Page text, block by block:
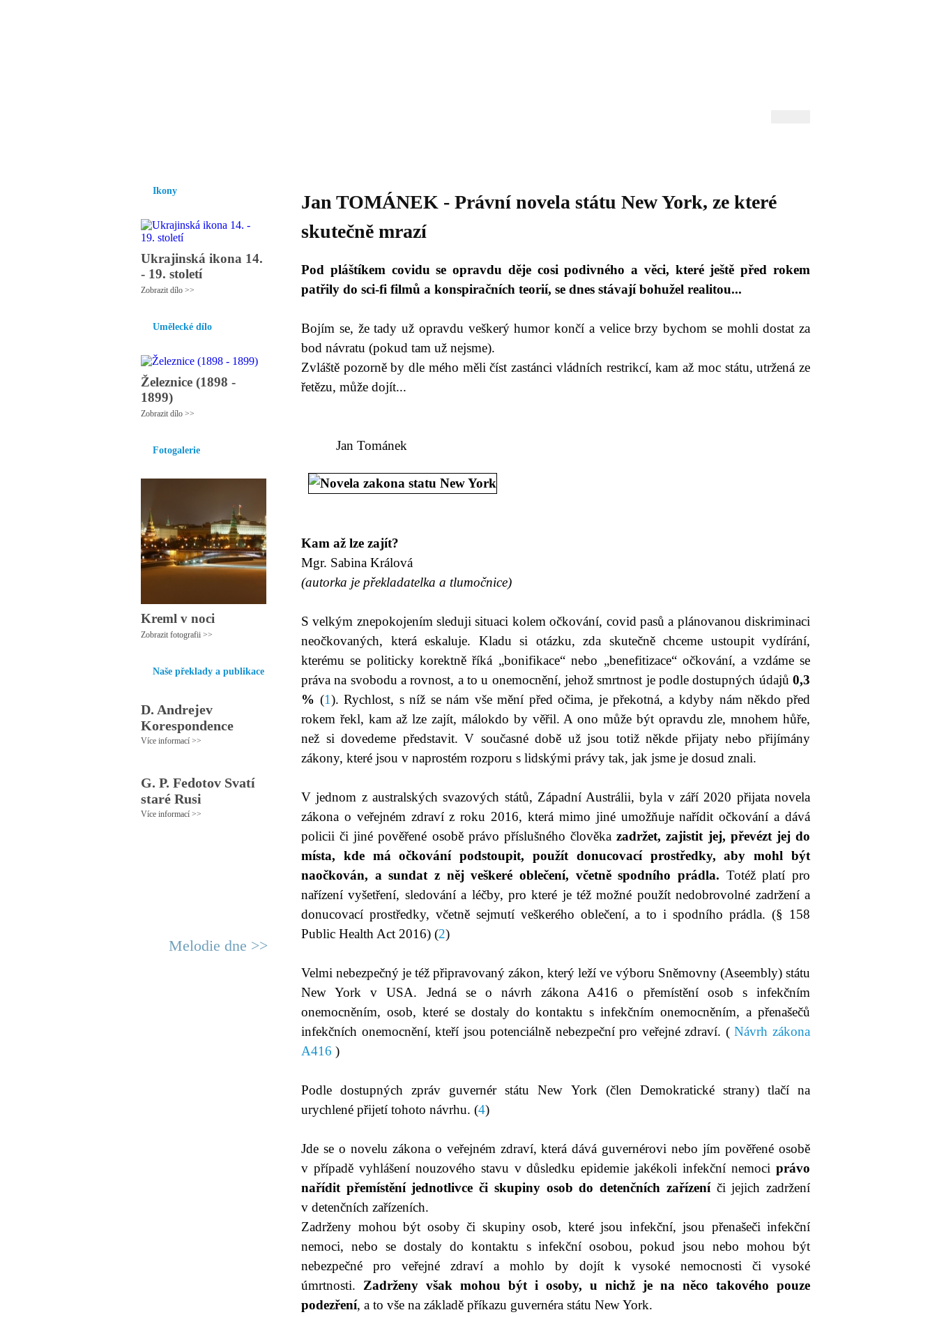
Ikony
Ukrajinská ikona 14.
- 19. století
Zobrazit dílo >>
Umělecké dílo
Železnice (1898 -
1899)
Zobrazit dílo >>
Fotogalerie
Kreml v noci
Zobrazit fotografii >>
Naše překlady a publikace
D. Andrejev
Korespondence
Více informací >>
G. P. Fedotov Svatí
staré Rusi
Více informací >>
Melodie dne >>
Jan TOMÁNEK - Právní novela státu New York, ze které
skutečně mrazí
Pod pláštíkem covidu se opravdu děje cosi podivného a věci, které ještě před rokem
patřily do sci-fi filmů a konspiračních teorií, se dnes stávají bohužel realitou...
Bojím se, že tady už opravdu veškerý humor končí a velice brzy bychom se mohli dostat za
bod návratu (pokud tam už nejsme).
Zvláště pozorně by dle mého měli číst zastánci vládních restrikcí, kam až moc státu, utržená ze
řetězu, může dojít...
Jan Tománek
Kam až lze zajít?
Mgr. Sabina Králová
(autorka je překladatelka a tlumočnice)
S velkým znepokojením sleduji situaci kolem očkování, covid pasů a plánovanou diskriminaci
neočkovaných, která eskaluje. Kladu si otázku, zda skutečně chceme ustoupit vydírání,
kterému se politicky korektně říká „bonifikace“ nebo „benefitizace“ očkování, a vzdáme se
práva na svobodu a rovnost, a to u onemocnění, jehož smrtnost je podle dostupných údajů 0,3
% (1). Rychlost, s níž se nám vše mění před očima, je překotná, a kdyby nám někdo před
rokem řekl, kam až lze zajít, málokdo by věřil. A ono může být opravdu zle, mnohem hůře,
než si dovedeme představit. V současné době už jsou totiž někde přijaty nebo přijímány
zákony, které jsou v naprostém rozporu s lidskými právy tak, jak jsme je dosud znali.
V jednom z australských svazových států, Západní Austrálii, byla v září 2020 přijata novela
zákona o veřejném zdraví z roku 2016, která mimo jiné umožňuje nařídit očkování a dává
policii či jiné pověřené osobě právo příslušného člověkazadržet, zajistit jej, převézt jej do
místa, kde má očkování podstoupit, použít donucovací prostředky, aby mohl být
naočkován, a sundat z něj veškeré oblečení, včetně spodního prádla. Totéž platí pro
nařízení vyšetření, sledování a léčby, pro které je též možné použít nedobrovolné zadržení a
donucovací prostředky, včetně sejmutí veškerého oblečení, a to i spodního prádla. (§ 158
Public Health Act 2016) (2)
Velmi nebezpečný je též připravovaný zákon, který leží ve výboru Sněmovny (Aseembly) státu
New York v USA. Jedná se o návrh zákona A416 o přemístění osob s infekčním
onemocněním, osob, které se dostaly do kontaktu s infekčním onemocněním, a přenašečů
infekčních onemocnění, kteří jsou potenciálně nebezpeční pro veřejné zdraví. (Návrh zákona
A416 )
Podle dostupných zpráv guvernér státu New York (člen Demokratické strany) tlačí na
urychlené přijetí tohoto návrhu. (4)
Jde se o novelu zákona o veřejném zdraví, která dává guvernérovi nebo jím pověřené osobě
v případě vyhlášení nouzového stavu v důsledku epidemie jakékoli infekční nemoci právo
nařídit přemístění jednotlivce či skupiny osob do detenčních zařízeníči jejich zadržení
v detenčních zařízeních.
Zadrženy mohou být osoby či skupiny osob, které jsou infekční, jsou přenašeči infekční
nemoci, nebo se dostaly do kontaktu s infekční osobou, pokud jsou nebo mohou být
nebezpečné pro veřejné zdraví a mohlo by dojít k vysoké nemocnosti či vysoké
úmrtnosti. Zadrženy však mohou být i osoby, u nichž je na něco takového pouze
podezření, a to vše na základě příkazu guvernéra státu New York.